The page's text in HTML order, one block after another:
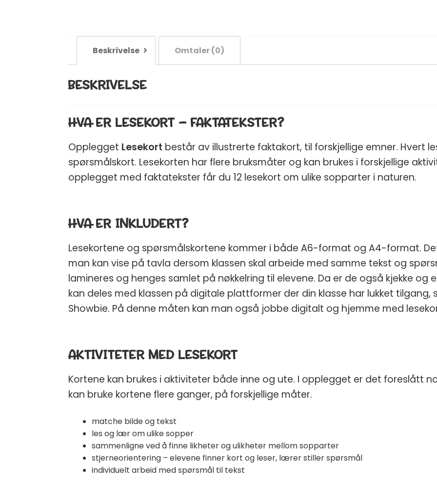
Beskrivelse Omtaler (0)
BESKRIVELSE
HVA ER LESEKORT – FAKTATEKSTER?
Opplegget Lesekort består av illustrerte faktakort, til forskjellige emner. Hvert
spørsmålskort. Lesekorten har flere bruksmåter og kan brukes i forskjellige
opplegget med faktatekster får du 12 lesekort om ulike sopparter i naturen.
HVA ER INKLUDERT?
Lesekortene og spørsmålskortene kommer i både A6-format og A4-format.
man kan vise på tavla dersom klassen skal arbeide med samme tekst og
lamineres og henges samlet på nøkkelring til elevene. Da er de også kjekke og
kan deles med klassen på digitale plattformer der din klasse har lukket tilgang,
Showbie. På denne måten kan man også jobbe digitalt og hjemme med
AKTIVITETER MED LESEKORT
Kortene kan brukes i aktiviteter både inne og ute. I opplegget er det foreslått
kan bruke kortene flere ganger, på forskjellige måter.
matche bilde og tekst
les og lær om ulike sopper
sammenligne ved å finne likheter og ulikheter mellom sopparter
stjerneorientering – elevene finner kort og leser, lærer stiller spørsmål
individuelt arbeid med spørsmål til tekst
EN GOD START PÅ
SKOLEÅRET​ ✏️
💛Få en gratisspillpakkemed 15
læringsspill (verdi 99 kr)